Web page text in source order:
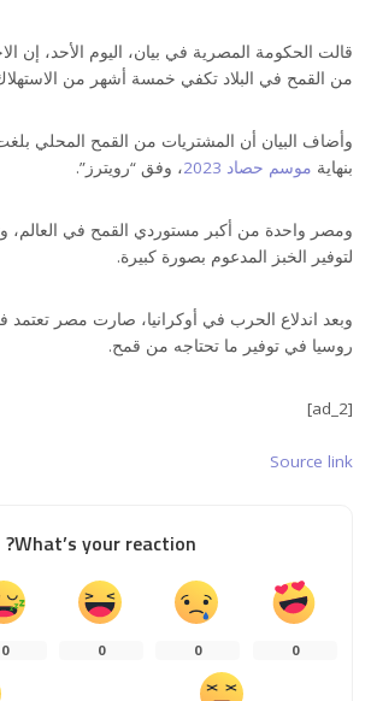
قالت الحكومة المصرية في بيان، اليوم الأحد، إن
من القمح في البلاد تكفي خمسة أشهر من
بنهاية موسم حصاد 2023 ، وفق “رويترز”.
ومصر واحدة من أكبر مستوردي القمح في العالم،
لتوفير الخبز المدعوم بصورة كبيرة.
وبعد اندلاع الحرب في أوكرانيا، صارت مصر تعتمد
روسيا في توفير ما تحتاجه من قمح.
[ad_2]
Source link
What’s your reaction?
0
0
0
0